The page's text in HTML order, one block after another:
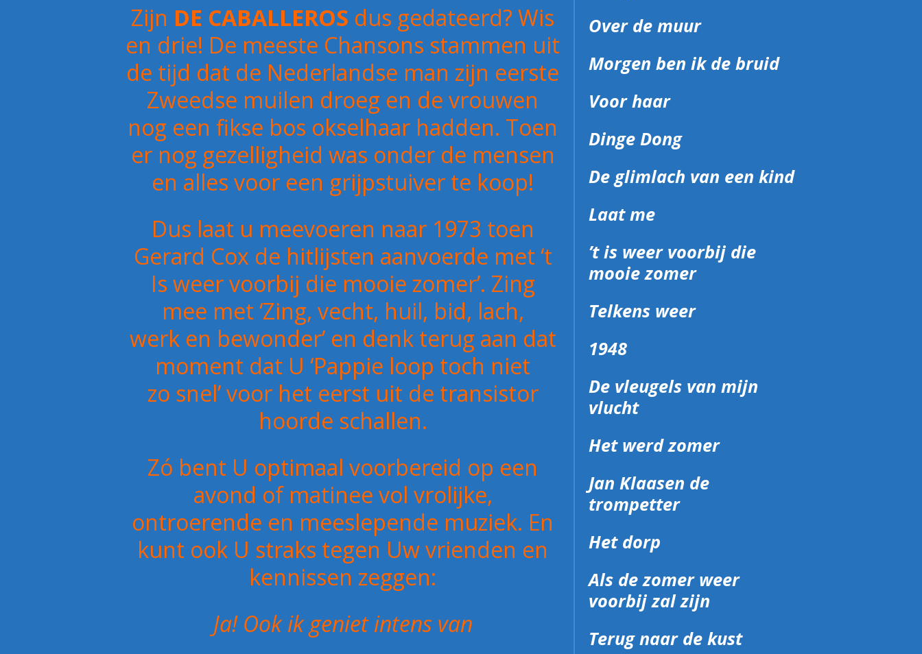
Zijn DE CABALLEROS dus gedateerd? Wis
en drie! De meeste Chansons stammen uit
de tijd dat de Nederlandse man zijn eerste
Zweedse muilen droeg en de vrouwen
nog een fikse bos okselhaar hadden. Toen
er nog gezelligheid was onder de mensen
en alles voor een grijpstuiver te koop!
Dus laat u meevoeren naar 1973 toen
Gerard Cox de hitlijsten aanvoerde met ‘t
Is weer voorbij die mooie zomer’. Zing
mee met ‘Zing, vecht, huil, bid, lach,
werk en bewonder’ en denk terug aan dat
moment dat U ‘Pappie loop toch niet
zo snel’ voor het eerst uit de transistor
hoorde schallen.
Zó bent U optimaal voorbereid op een
avond of matinee vol vrolijke,
ontroerende en meeslepende muziek. En
kunt ook U straks tegen Uw vrienden en
kennissen zeggen:
Ja! Ook ik geniet intens van
Over de muur
Morgen ben ik de bruid
Voor haar
Dinge Dong
De glimlach van een kind
Laat me
’t is weer voorbij die
mooie zomer
Telkens weer
1948
De vleugels van mijn
vlucht
Het werd zomer
Jan Klaasen de
trompetter
Het dorp
Als de zomer weer
voorbij zal zijn
Terug naar de kust